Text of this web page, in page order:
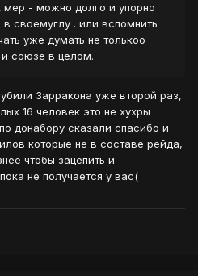
мер - можно долго и упорно
своемуглу . или вспомнить .
уже думать не толькоо
союзе в целом.
Зарракона уже второй раз,
16 человек это не хухры
донабору сказали спасибо и
которые не в составе рейда,
чтобы зацепить и
не получается у вас(